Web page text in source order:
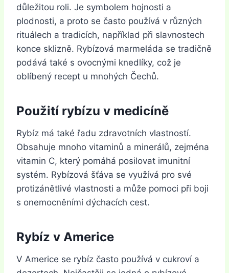
důležitou roli. Je symbolem hojnosti a
plodnosti, a proto se často používá v různých
rituálech a tradicích, například při slavnostech
konce sklizně. Rybízová marmeláda se tradičně
podává také s ovocnými knedlíky, což je
oblíbený recept u mnohých Čechů.
Použití rybízu v medicíně
Rybíz má také řadu zdravotních vlastností.
Obsahuje mnoho vitaminů a minerálů, zejména
vitamin C, který pomáhá posilovat imunitní
systém. Rybízová šťáva se využívá pro své
protizánětlivé vlastnosti a může pomoci při boji
s onemocněními dýchacích cest.
Rybíz v Americe
V Americe se rybíz často používá v cukroví a